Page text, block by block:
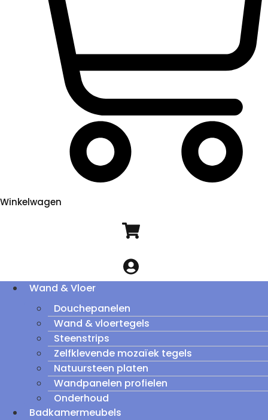
Winkelwagen
Wand & Vloer
Douchepanelen
Wand & vloertegels
Steenstrips
Zelfklevende mozaïek tegels
Natuursteen platen
Wandpanelen profielen
Onderhoud
Badkamermeubels